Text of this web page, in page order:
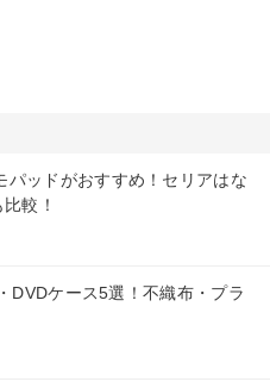
パッドがおすすめ！セリアはな
較！
DVDケース5選！不織布・プラ